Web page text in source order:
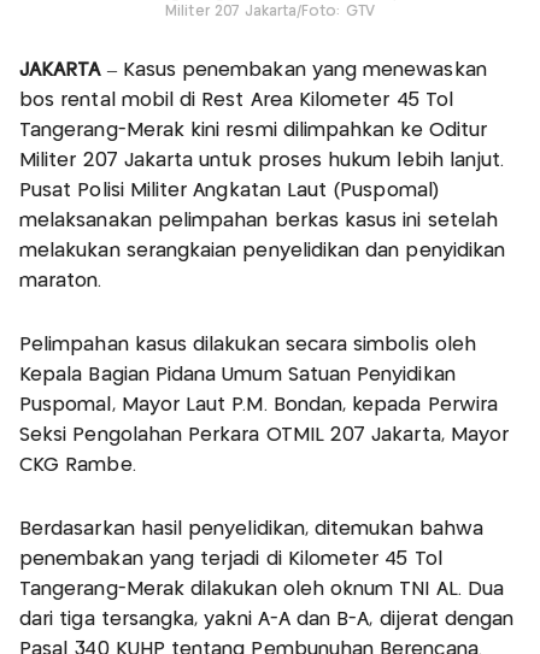
Militer 207 Jakarta/Foto: GTV
JAKARTA– Kasus penembakan yang menewaskan
bos rental mobil di Rest Area Kilometer 45 Tol
Tangerang-Merak kini resmi dilimpahkan ke Oditur
Militer 207 Jakarta untuk proses hukum lebih lanjut.
Pusat Polisi Militer Angkatan Laut (Puspomal)
melaksanakan pelimpahan berkas kasus ini setelah
melakukan serangkaian penyelidikan dan penyidikan
maraton.
Pelimpahan kasus dilakukan secara simbolis oleh
Kepala Bagian Pidana Umum Satuan Penyidikan
Puspomal, Mayor Laut P.M. Bondan, kepada Perwira
Seksi Pengolahan Perkara OTMIL 207 Jakarta, Mayor
CKG Rambe.
Berdasarkan hasil penyelidikan, ditemukan bahwa
penembakan yang terjadi di Kilometer 45 Tol
Tangerang-Merak dilakukan oleh oknum TNI AL. Dua
dari tiga tersangka, yakni A-A dan B-A, dijerat dengan
Pasal 340 KUHP tentang Pembunuhan Berencana.